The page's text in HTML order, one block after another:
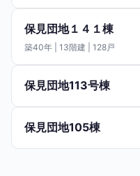
保見団地１４１棟
築40年 | 13階建 | 128戸
保見団地113号棟
保見団地105棟